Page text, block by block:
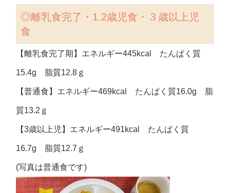
◎離乳食完了・1.2歳児食・３歳以上児
食
【離乳食完了期】エネルギー445kcal たんぱく質
15.4g 脂質12.8ｇ
【普通食】エネルギー469kcal たんぱく質16.0g 脂
質13.2ｇ
【3歳以上児】エネルギー491kcal たんぱく質
16.7g 脂質12.7ｇ
(写真は普通食です)